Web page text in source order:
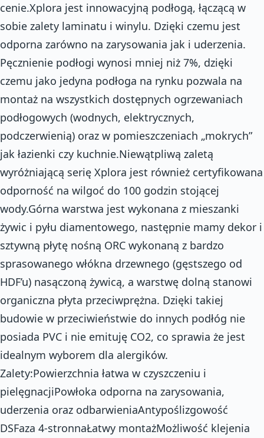
cenie.Xplora jest innowacyjną podłogą, łączącą w
sobie zalety laminatu i winylu. Dzięki czemu jest
odporna zarówno na zarysowania jak i uderzenia.
Pęcznienie podłogi wynosi mniej niż 7%, dzięki
czemu jako jedyna podłoga na rynku pozwala na
montaż na wszystkich dostępnych ogrzewaniach
podłogowych (wodnych, elektrycznych,
podczerwienią) oraz w pomieszczeniach „mokrych”
jak łazienki czy kuchnie.Niewątpliwą zaletą
wyróżniającą serię Xplora jest również certyfikowana
odporność na wilgoć do 100 godzin stojącej
wody.Górna warstwa jest wykonana z mieszanki
żywic i pyłu diamentowego, następnie mamy dekor i
sztywną płytę nośną ORC wykonaną z bardzo
sprasowanego włókna drzewnego (gęstszego od
HDF’u) nasączoną żywicą, a warstwę dolną stanowi
organiczna płyta przeciwprężna. Dzięki takiej
budowie w przeciwieństwie do innych podłóg nie
posiada PVC i nie emituję CO2, co sprawia że jest
idealnym wyborem dla alergików.
Zalety:Powierzchnia łatwa w czyszczeniu i
pielęgnacjiPowłoka odporna na zarysowania,
uderzenia oraz odbarwieniaAntypoślizgowość
DSFaza 4-stronnaŁatwy montażMożliwość klejenia